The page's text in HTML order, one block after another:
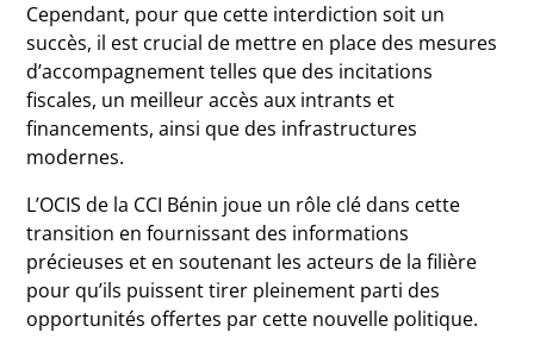
Cependant, pour que cette interdiction soit un
succès, il est crucial de mettre en place des mesures
d’accompagnement telles que des incitations
fiscales, un meilleur accès aux intrants et
financements, ainsi que des infrastructures
modernes.
L’OCIS de la CCI Bénin joue un rôle clé dans cette
transition en fournissant des informations
précieuses et en soutenant les acteurs de la filière
pour qu’ils puissent tirer pleinement parti des
opportunités offertes par cette nouvelle politique.